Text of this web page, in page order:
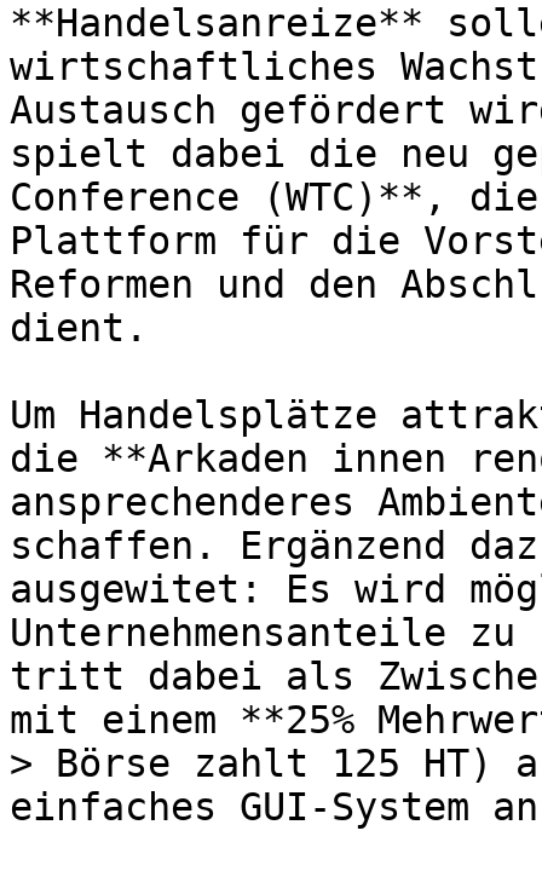
**Handelsanreize**
wirtschaftliches
Austausch gefördert
spielt dabei die neu
Conference (WTC)**,
Plattform für die
Reformen und den
dient.
Um Handelsplätze
die **Arkaden innen
ansprechenderes
schaffen. Ergänzend
ausgewitet: Es wird
Unternehmensanteile
tritt dabei als
mit einem **25%
> Börse zahlt 125 HT)
einfaches GUI-System